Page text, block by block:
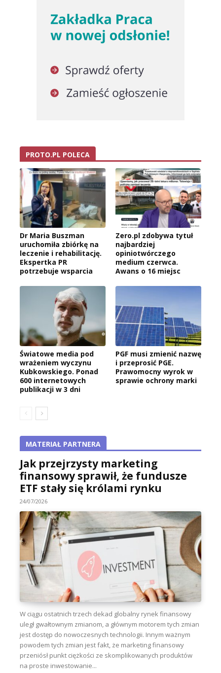
PROTO.PL POLECA
Dr Maria Buszman
uruchomiła zbiórkę na
leczenie i rehabilitację.
Ekspertka PR
potrzebuje wsparcia
Zero.pl zdobywa tytuł
najbardziej
opiniotwórczego
medium czerwca.
Awans o 16 miejsc
Światowe media pod
wrażeniem wyczynu
Kubkowskiego. Ponad
600 internetowych
publikacji w 3 dni
PGF musi zmienić nazwę
i przeprosić PGE.
Prawomocny wyrok w
sprawie ochrony marki
MATERIAŁ PARTNERA
Jak przejrzysty marketing
finansowy sprawił, że fundusze
ETF stały się królami rynku
24/07/2026
W ciągu ostatnich trzech dekad globalny rynek finansowy
uległ gwałtownym zmianom, a głównym motorem tych zmian
jest dostęp do nowoczesnych technologii. Innym ważnym
powodem tych zmian jest fakt, że marketing finansowy
przeniósł punkt ciężkości ze skomplikowanych produktów
na proste inwestowanie...